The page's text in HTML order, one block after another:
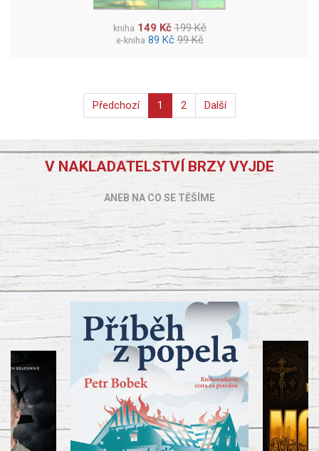
kniha 149 Kč 199 Kč
e-kniha 89 Kč 99 Kč
Předchozí 1 2 Další
V NAKLADATELSTVÍ BRZY VYJDE
ANEB NA CO SE TĚŠÍME